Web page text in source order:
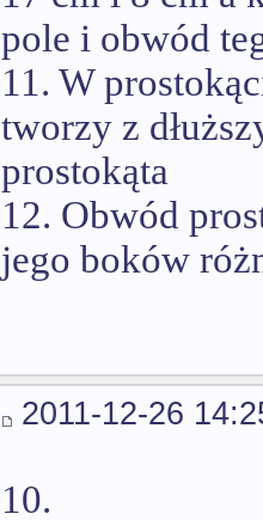
pole i obwód
11. W
tworzy z
prostokąta
12. Obwód
jego boków
2011-12-26
10.